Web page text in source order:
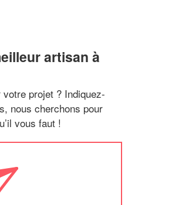
artisan à
projet ? Indiquez-
nous cherchons pour
vous faut !